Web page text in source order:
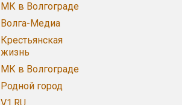
МК в Волгограде
Волга-Медиа
Крестьянская
жизнь
МК в Волгограде
Родной город